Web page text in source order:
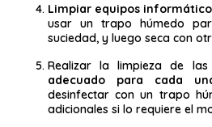
Limpiar equipos
usar un trapo húmedo
suciedad, y luego seca con
Realizar la limpieza de
adecuado para cada
desinfectar con un trapo
adicionales si lo requiere el